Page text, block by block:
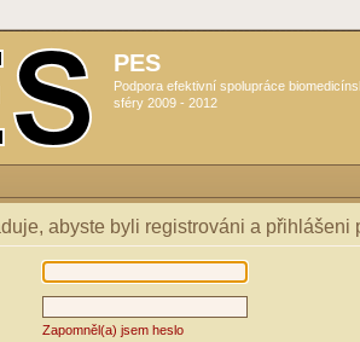
PES
Podpora efektivní spolupráce
sféry 2009 - 2012
abyste byli registrováni a přihlášeni
Zapomněl(a) jsem heslo